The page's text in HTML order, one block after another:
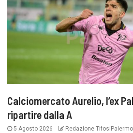
Calciomercato Aurelio, l’ex
ripartire dalla A
5 Agosto 2026 Redazione